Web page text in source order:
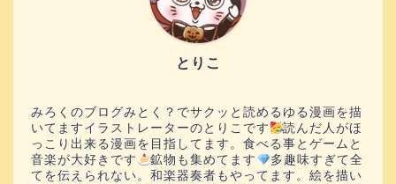
とりこ
みろくのブログみとく？でサクッと読めるゆる漫画を描
いてますイラストレーターのとりこです
読んだ人がほ
っこり出来る漫画を目指してます。食べる事とゲームと
音楽が大好きです
鉱物も集めてます
多趣味すぎて全
てを伝えられない。和楽器奏者もやってます。絵を描い